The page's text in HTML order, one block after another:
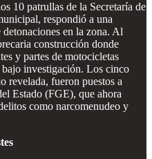
10 patrullas de la Secretaría de
respondió a una
en la zona. Al
construcción donde
y partes de motocicletas
bajo investigación. Los cinco
revelada, fueron puestos a
Estado (FGE), que ahora
como narcomenudeo y